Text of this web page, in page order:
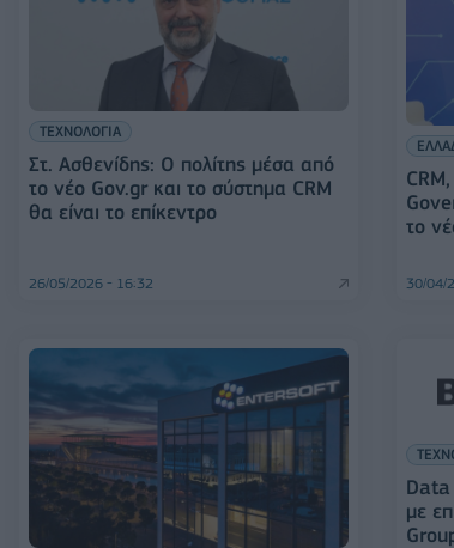
ΤΕΧΝΟΛΟΓΙΑ
Στ. Ασθενίδης: Ο πολίτης μέσα από
το νέο Gov.gr και το σύστημα CRM
θα είναι το επίκεντρο
26/05/2026 - 16:32
το
30/04/
με